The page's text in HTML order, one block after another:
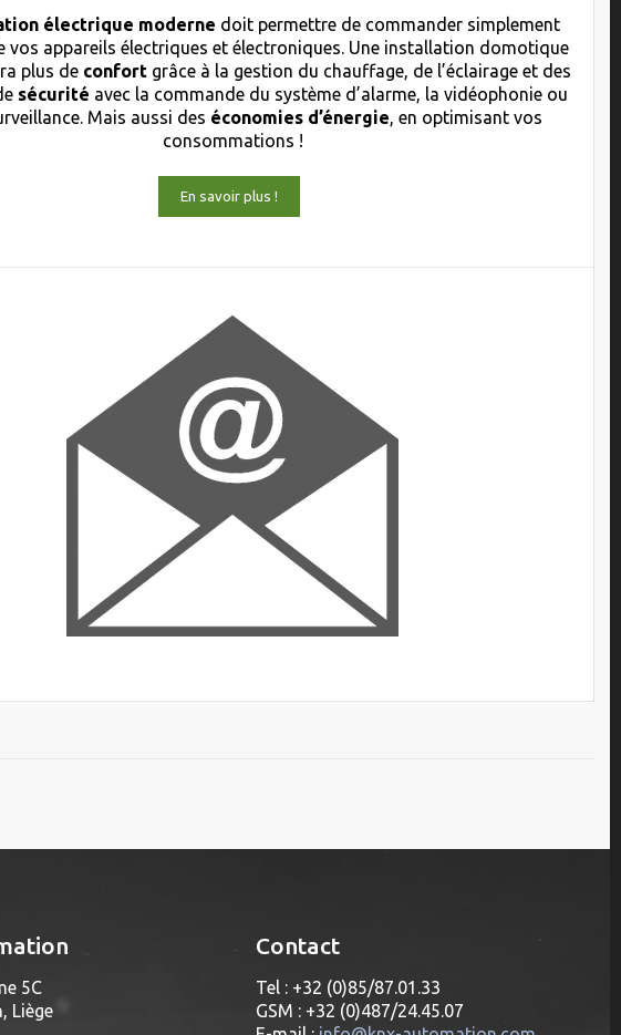
électrique moderne doit permettre de commander simplement
vos appareils électriques et électroniques. Une installation domotique
plus de confort grâce à la gestion du chauffage, de l’éclairage et des
sécurité avec la commande du système d’alarme, la vidéophonie ou
Mais aussi des économies d’énergie, en optimisant vos
consommations !
En savoir plus !
5C
Liège
Contact
Tel : +32 (0)85/87.01.33
GSM : +32 (0)487/24.45.07